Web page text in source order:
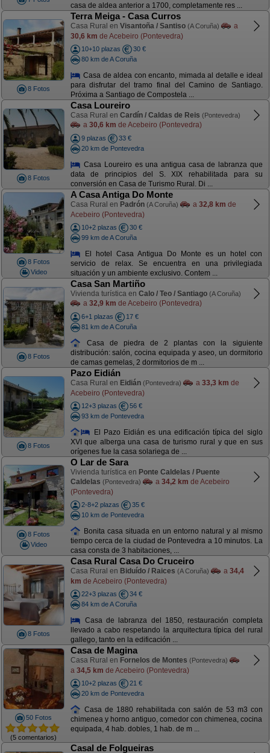
casa de aldea anterior a 1700, completamente res ...
8 Fotos
Terra Meiga - Casa Curros
Casa Rural en Visantoña / Santiso (A Coruña)
a
30,6 km de Acebeiro (Pontevedra)
10+10 plazas
30 €
80 km de A Coruña
Casa de aldea con encanto, mimada al detalle e ideal
para disfrutar del tramo final del Camino de Santiago.
Próxima a Santiago de Compostela ...
8 Fotos
Casa Loureiro
Casa Rural en Cardín / Caldas de Reis (Pontevedra)
a 30,6 km de Acebeiro (Pontevedra)
9 plazas
33 €
20 km de Pontevedra
Casa Loureiro es una antigua casa de labranza que
data de principios del S. XIX rehabilitada para su
conversión en Casa de Turismo Rural. Di ...
8 Fotos
Video
A Casa Antiga Do Monte
Casa Rural en Padrón (A Coruña) a 32,8 km de
Acebeiro (Pontevedra)
10+2 plazas
30 €
99 km de A Coruña
El hotel Casa Antigua Do Monte es un hotel con
servicio de relax. Se encuentra en una privilegiada
situación y un ambiente exclusivo. Contem ...
8 Fotos
Casa San Martiño
Vivienda turística en Calo / Teo / Santiago (A Coruña)
a 32,9 km de Acebeiro (Pontevedra)
6+1 plazas
17 €
81 km de A Coruña
Casa de piedra de 2 plantas con la siguiente
distribución: salón, cocina equipada y aseo, un dormitorio
de camas gemelas, 2 dormitorios de m ...
8 Fotos
Pazo Eidián
Casa Rural en Eidián (Pontevedra) a 33,3 km de
Acebeiro (Pontevedra)
12+3 plazas
56 €
93 km de Pontevedra
El Pazo Eidián es una edificación típica del siglo
XVI que alberga una casa de turismo rural y que en sus
orígenes fue la casa solariega de ...
8 Fotos
Video
O Lar de Sara
Vivienda turística en Ponte Caldelas / Puente
Caldelas (Pontevedra) a 34,2 km de Acebeiro
(Pontevedra)
2-8+2 plazas
35 €
10 km de Pontevedra
Bonita casa situada en un entorno natural y al mismo
tiempo cerca de la ciudad de Pontevedra a 10 minutos. La
casa consta de 3 habitaciones, ...
8 Fotos
Casa Rural Casa Do Cruceiro
Casa Rural en Biduído / Raices (A Coruña) a 34,4
km de Acebeiro (Pontevedra)
22+3 plazas
34 €
84 km de A Coruña
Casa de labranza del 1850, restauración completa
llevado a cabo respetando la arquitectura típica del rural
gallego, tanto en la edificación ...
50 Fotos
(5 comentarios)
Casa de Magina
Casa Rural en Fornelos de Montes (Pontevedra)
a 34,5 km de Acebeiro (Pontevedra)
10+2 plazas
21 €
20 km de Pontevedra
Casa de 1880 rehabilitada con salón de 53 m3 con
chimenea y horno antiguo, comedor con chimenea, cocina
equipada, 4 hab. dobles, 1 hab. de m ...
Casal de Folgueiras